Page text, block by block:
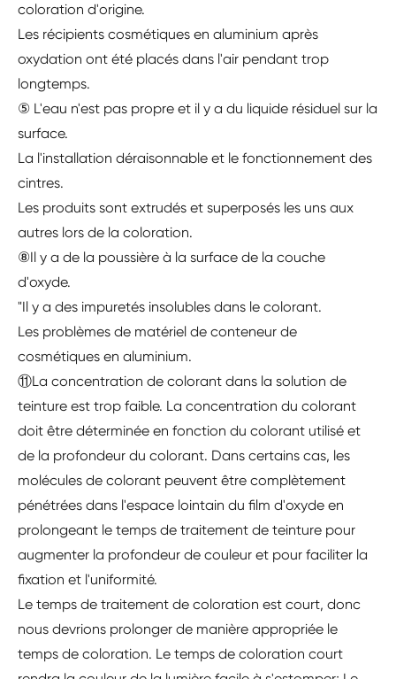
coloration d'origine.
Les récipients cosmétiques en aluminium après
oxydation ont été placés dans l'air pendant trop
longtemps.
⑤ L'eau n'est pas propre et il y a du liquide résiduel sur la
surface.
La l'installation déraisonnable et le fonctionnement des
cintres.
Les produits sont extrudés et superposés les uns aux
autres lors de la coloration.
⑧Il y a de la poussière à la surface de la couche
d'oxyde.
"Il y a des impuretés insolubles dans le colorant.
Les problèmes de matériel de conteneur de
cosmétiques en aluminium.
⑪La concentration de colorant dans la solution de
teinture est trop faible. La concentration du colorant
doit être déterminée en fonction du colorant utilisé et
de la profondeur du colorant. Dans certains cas, les
molécules de colorant peuvent être complètement
pénétrées dans l'espace lointain du film d'oxyde en
prolongeant le temps de traitement de teinture pour
augmenter la profondeur de couleur et pour faciliter la
fixation et l'uniformité.
Le temps de traitement de coloration est court, donc
nous devrions prolonger de manière appropriée le
temps de coloration. Le temps de coloration court